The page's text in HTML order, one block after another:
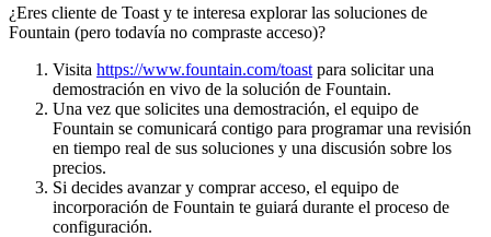
¿Eres cliente de Toast y te interesa explorar las soluciones de
Fountain (pero todavía no compraste acceso)?
Visita https://www.fountain.com/toast para solicitar una
demostración en vivo de la solución de Fountain.
Una vez que solicites una demostración, el equipo de
Fountain se comunicará contigo para programar una revisión
en tiempo real de sus soluciones y una discusión sobre los
precios.
Si decides avanzar y comprar acceso, el equipo de
incorporación de Fountain te guiará durante el proceso de
configuración.